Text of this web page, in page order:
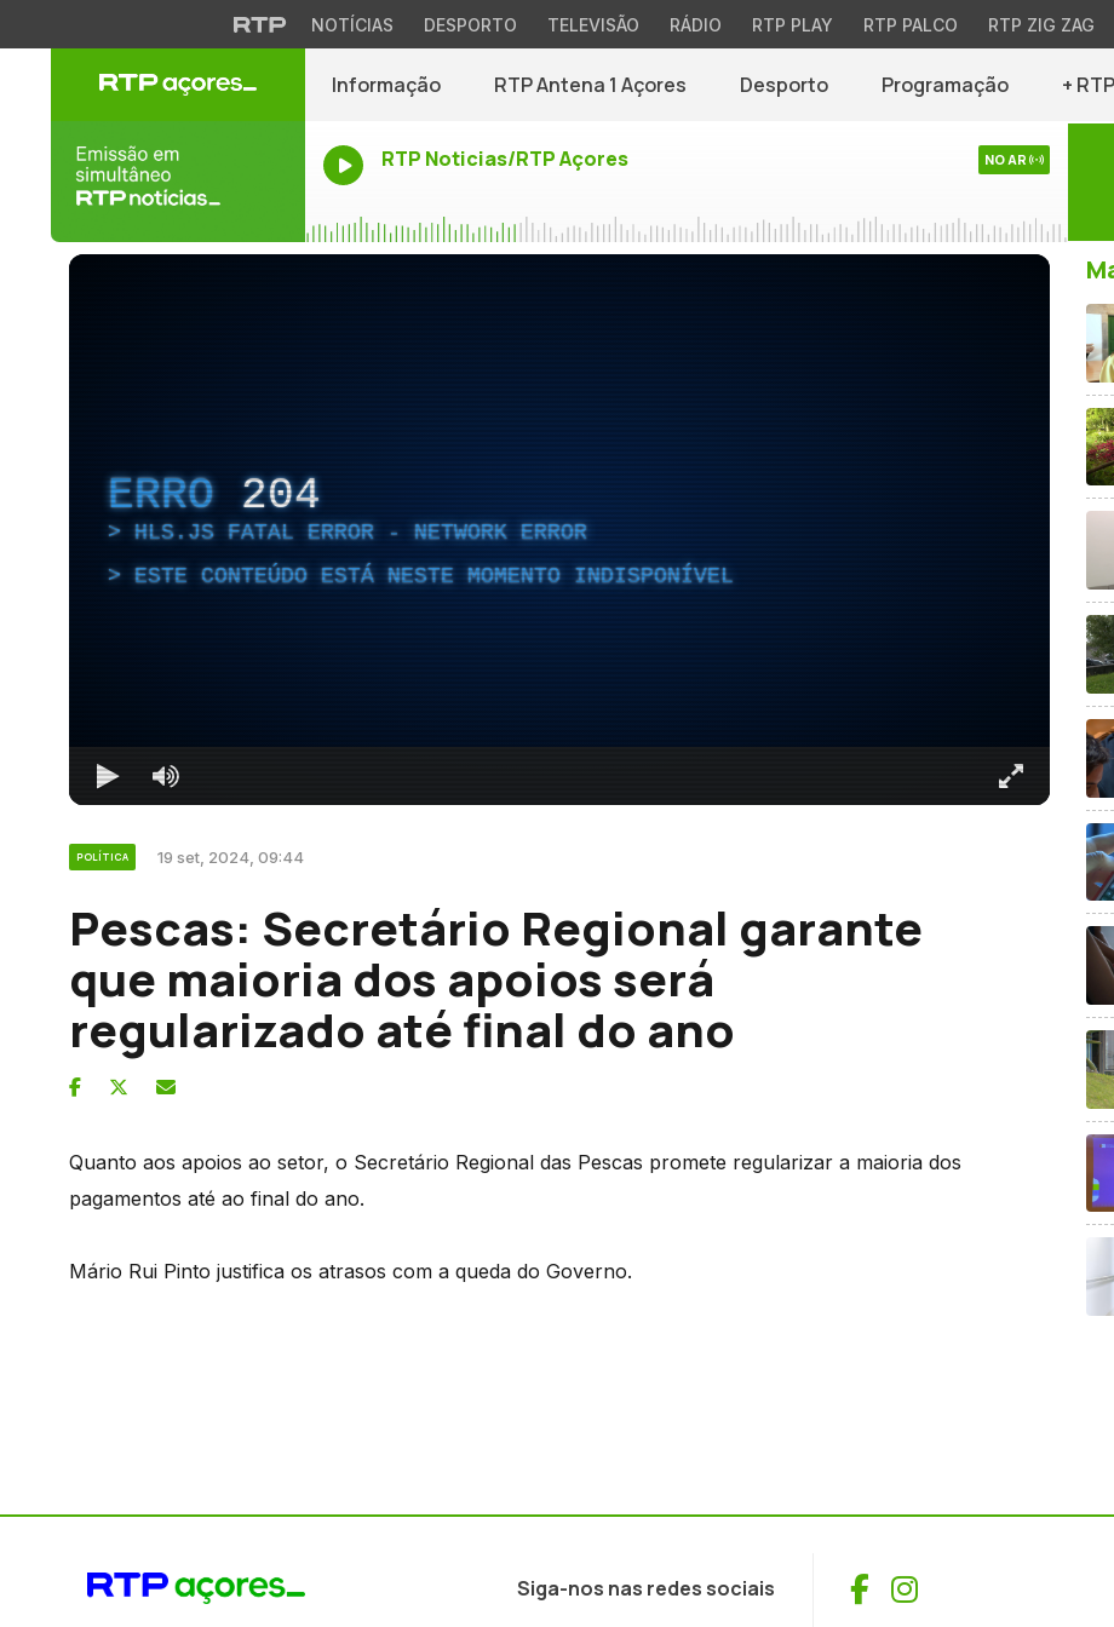
NOTÍCIAS DESPORTO TELEVISÃO RÁDIO RTP PLAY RTP PALCO RTP ZIG ZAG
Informação RTP Antena 1 Açores Desporto Programação +
RTP Noticias/RTP Açores NO AR
ERRO 204
HLS.JS FATAL ERROR - NETWORK ERROR
ESTE CONTEÚDO ESTÁ NESTE MOMENTO INDISPONÍVEL
POLÍTICA 19 set, 2024, 09:44
Pescas: Secretário Regional garante
que maioria dos apoios será
regularizado até final do ano
Quanto aos apoios ao setor, o Secretário Regional das Pescas promete regularizar a maioria dos
pagamentos até ao final do ano.
Mário Rui Pinto justifica os atrasos com a queda do Governo.
Siga-nos nas redes sociais Facebook
Instagram